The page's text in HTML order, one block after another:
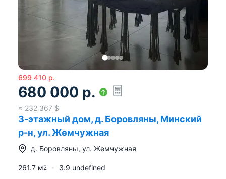
699 410 р.
680 000 р.
≈ 232 367 $
3-этажный дом, д. Боровляны, Минский
р-н, ул. Жемчужная
д. Боровляны, ул. Жемчужная
261.7 м2 3.9 undefined